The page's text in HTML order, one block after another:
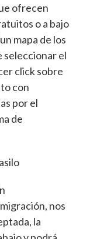
ofrecen
o a bajo
mapa de los
seleccionar el
click sobre
con
por el
de
nos
la